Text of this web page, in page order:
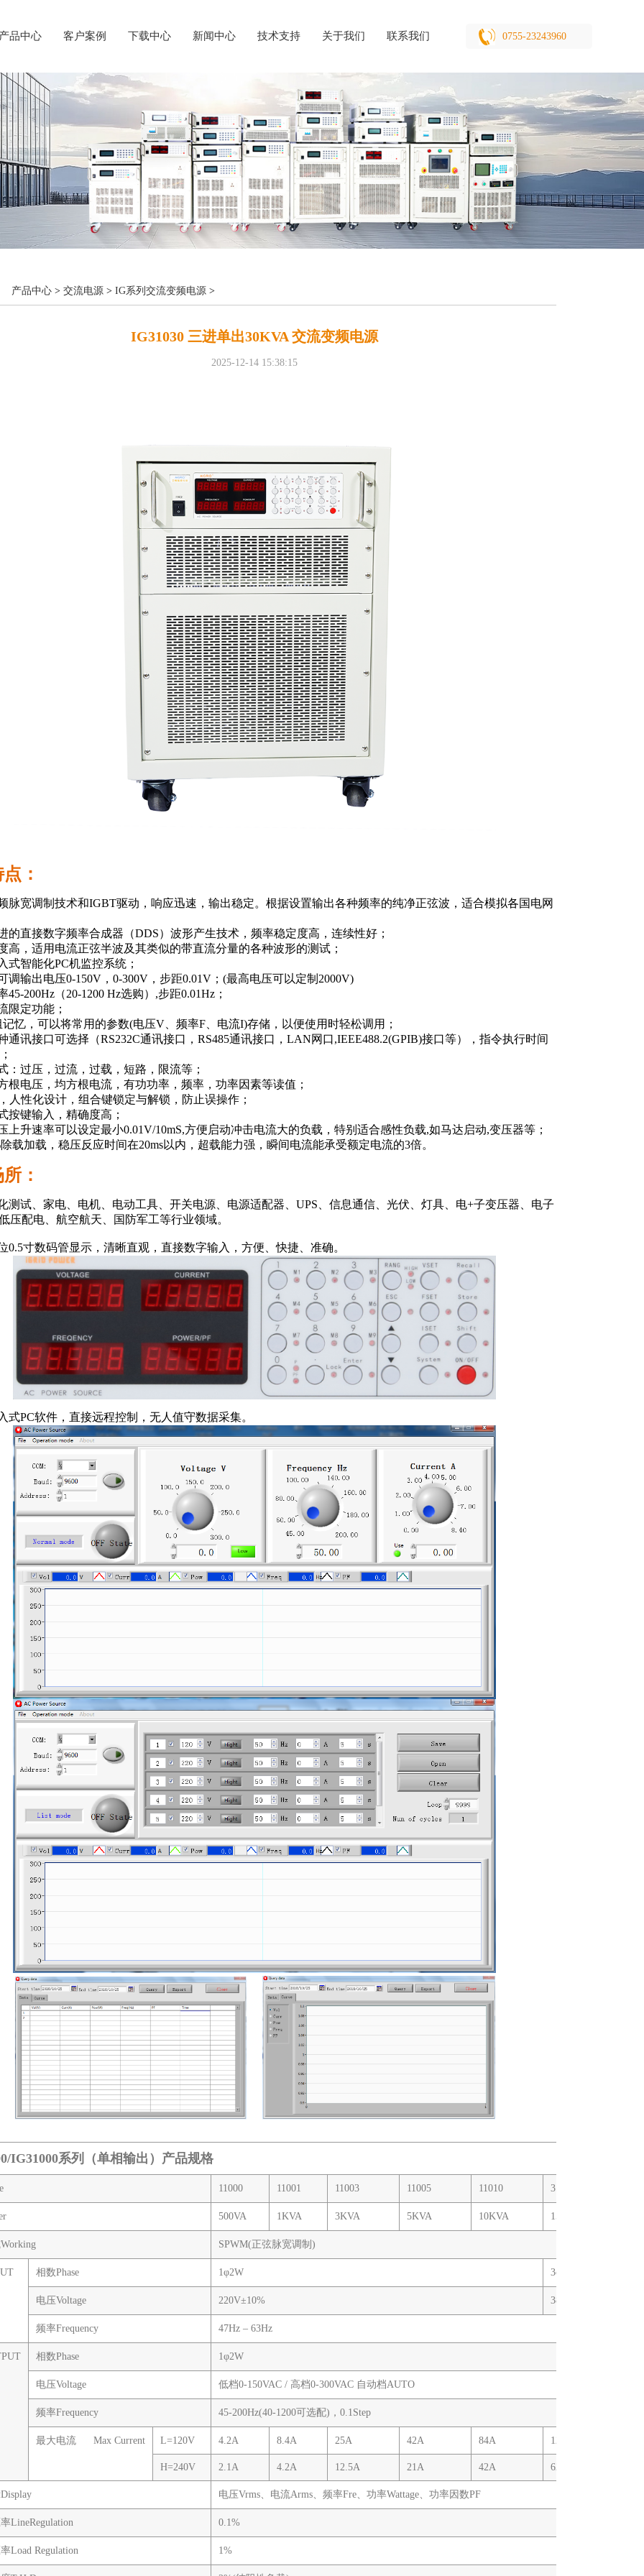
品中心 客户案例 下载中心 新闻中心 技术支持 关于我们 联系我们 0755-23243960
产品中心 > 交流电源 > IG系列交流变频电源 >
IG31030 三进单出30KVA 交流变频电源
2025-12-14 15:38:15
：
脉宽调制技术和IGBT驱动，响应迅速，输出稳定。根据设置输出各种频率的纯净正弦波，适合模拟各国电网
的直接数字频率合成器（DDS）波形产生技术，频率稳定度高，连续性好；
高，适用电流正弦半波及其类似的带直流分量的各种波形的测试；
式智能化PC机监控系统；
调输出电压0-150V，0-300V，步距0.01V；(最高电压可以定制2000V)
45-200Hz（20-1200 Hz选购）,步距0.01Hz；
限定功能；
忆，可以将常用的参数(电压V、频率F、电流I)存储，以便使用时轻松调用；
通讯接口可选择（RS232C通讯接口，RS485通讯接口，LAN网口,IEEE488.2(GPIB)接口等），指令执行时间
：过压，过流，过载，短路，限流等；
根电压，均方根电流，有功功率，频率，功率因素等读值；
人性化设计，组合键锁定与解锁，防止误操作；
按键输入，精确度高；
上升速率可以设定最小0.01V/10mS,方便启动冲击电流大的负载，特别适合感性负载,如马达启动,变压器等；
载加载，稳压反应时间在20ms以内，超载能力强，瞬间电流能承受额定电流的3倍。
：
测试、家电、电机、电动工具、开关电源、电源适配器、UPS、信息通信、光伏、灯具、电+子变压器、电子
压配电、航空航天、国防军工等行业领域。
0.5寸数码管显示，清晰直观，直接数字输入，方便、快捷、准确。
式PC软件，直接远程控制，无人值守数据采集。
IG31000系列（单相输出）产品规格
11000 11001 11003 11005 11010 31015
500VA 1KVA 3KVA 5KVA 10KVA 15KVA
SPWM(正弦脉宽调制)
相数Phase 1φ2W 3φ4W
电压Voltage 220V±10% 380V±10%
频率Frequency 47Hz – 63Hz
相数Phase 1φ2W
电压Voltage 低档0-150VAC / 高档0-300VAC 自动档AUTO
频率Frequency 45-200Hz(40-1200可选配)，0.1Step
最大电流 Max Current L=120V 4.2A 8.4A 25A 42A 84A 125A
H=240V 2.1A 4.2A 12.5A 21A 42A 62.5A
Display 电压Vrms、电流Arms、频率Fre、功率Wattage、功率因数PF
LineRegulation 0.1%
Load Regulation 1%